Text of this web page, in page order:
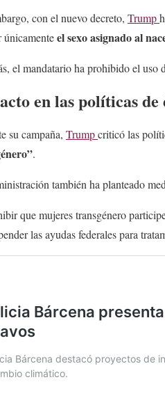
con el nuevo decreto, Trump
únicamenteel sexo asignado al
el mandatario ha prohibido el uso
en las políticas
su campaña, Trumpcriticó las
.
también ha planteado
que mujeres transgénero
las ayudas federales para